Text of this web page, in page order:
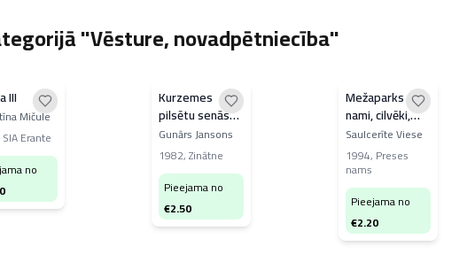
"Vēsture, novadpētniecība"
III
Mičule
SIA Erante
no
Kurzemes
pilsētu senās
koka ēkas
Gunārs Jansons
1982,Zinātne
Pieejama no
€2.50
Mežaparks -
nami, cilvēki,
likteņi
Saulcerīte Viese
1994, Preses
nams
Pieejama no
€2.20